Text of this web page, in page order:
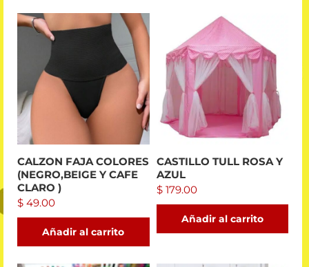
CALZON FAJA COLORES
(NEGRO,BEIGE Y CAFE
CLARO )
$ 49.00
Añadir al carrito
CASTILLO TULL ROSA Y
AZUL
$179.00
Añadir al carrito